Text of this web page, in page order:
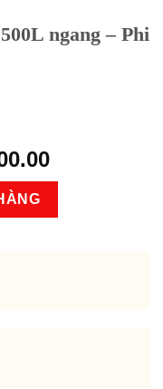
ngang – Phi
Current
price
- Phi 1380 - SHN2500